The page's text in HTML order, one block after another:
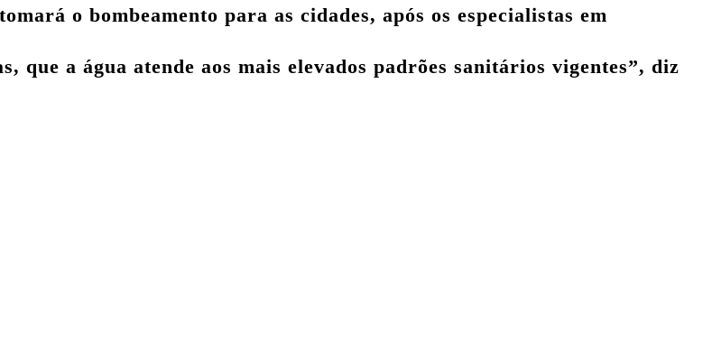
o bombeamento para as cidades, após os especialistas em
que a água atende aos mais elevados padrões sanitários vigentes”, diz